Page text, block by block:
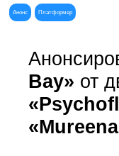
Анонс Платформер
Bay» от